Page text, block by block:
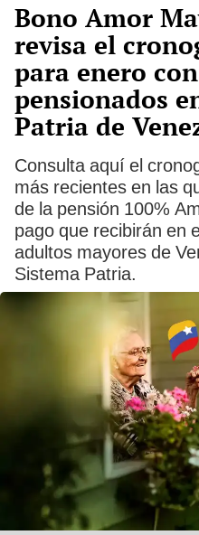
Bono Amor
revisa el
para enero
pensionados
Patria de
Consulta aquí el
más recientes en las
de la pensión 100%
pago que recibirán en
adultos mayores de
Sistema Patria.